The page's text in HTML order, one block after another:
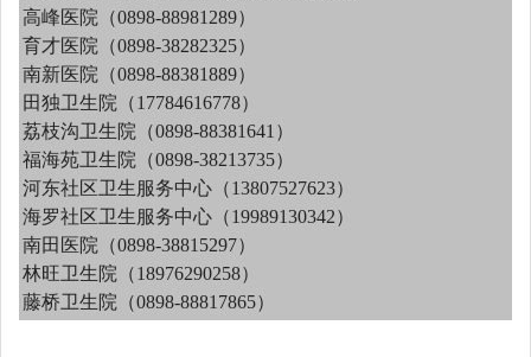
高峰医院（0898-88981289）
育才医院（0898-38282325）
南新医院（0898-88381889）
田独卫生院（17784616778）
荔枝沟卫生院（0898-88381641）
福海苑卫生院（0898-38213735）
河东社区卫生服务中心（13807527623）
海罗社区卫生服务中心（19989130342）
南田医院（0898-38815297）
林旺卫生院（18976290258）
藤桥卫生院（0898-88817865）